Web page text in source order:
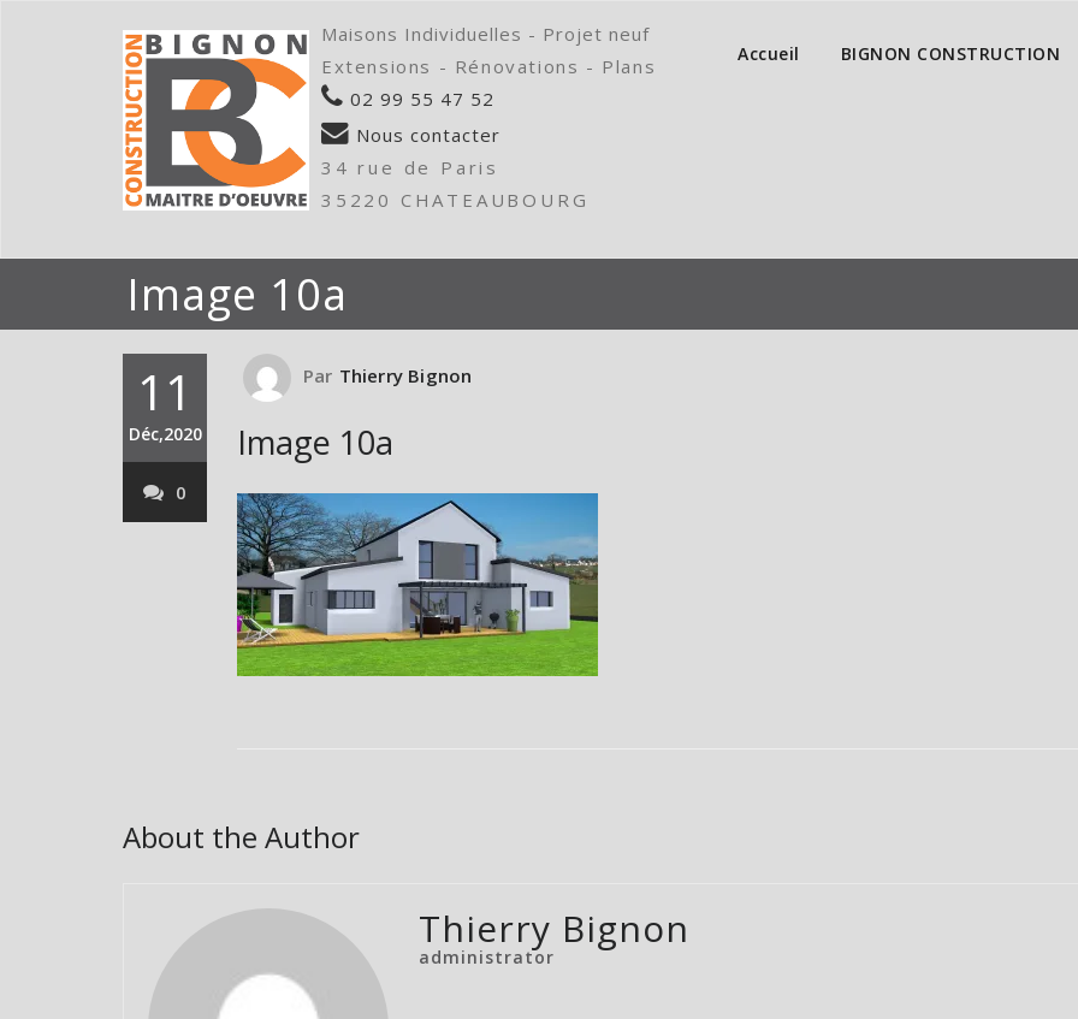
Maisons Individuelles - Projet neuf
Extensions - Rénovations - Plans
02 99 55 47 52
Nous contacter
34 rue de Paris
35220 CHATEAUBOURG
Accueil BIGNON CONSTRUCTION
Image 10a
11
Déc,2020
0
Par Thierry Bignon
Image 10a
About the Author
Thierry Bignon
administrator